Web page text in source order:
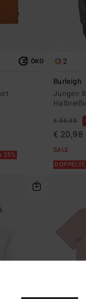
ÖKO
25%
2
Burleigh
Jungen
€ 55,95
€ 20,98
SALE